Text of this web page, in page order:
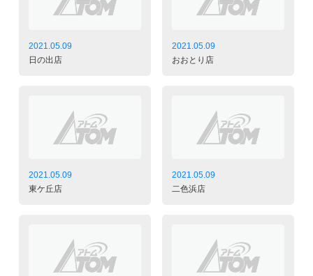
2021.05.09
日の出店
2021.05.09
おおとり店
2021.05.09
東ケ丘店
2021.05.09
二色浜店